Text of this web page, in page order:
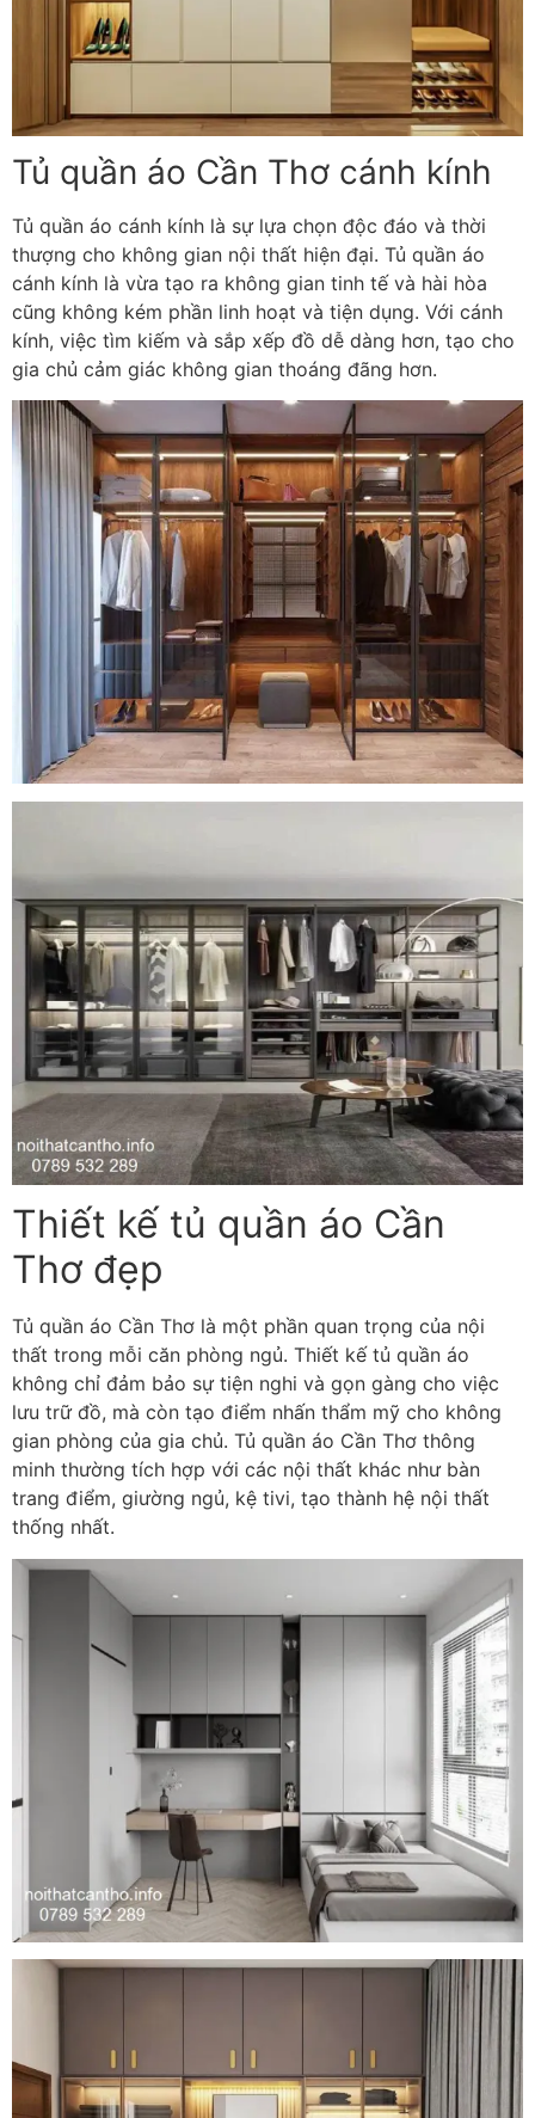
Tủ quần áo Cần Thơ cánh kính
Tủ quần áo cánh kính là sự lựa chọn độc đáo và thời
thượng cho không gian nội thất hiện đại. Tủ quần áo
cánh kính là vừa tạo ra không gian tinh tế và hài hòa
cũng không kém phần linh hoạt và tiện dụng. Với cánh
kính, việc tìm kiếm và sắp xếp đồ dễ dàng hơn, tạo cho
gia chủ cảm giác không gian thoáng đãng hơn.
Thiết kế tủ quần áo Cần
Thơ đẹp
Tủ quần áo Cần Thơ là một phần quan trọng của nội
thất trong mỗi căn phòng ngủ. Thiết kế tủ quần áo
không chỉ đảm bảo sự tiện nghi và gọn gàng cho việc
lưu trữ đồ, mà còn tạo điểm nhấn thẩm mỹ cho không
gian phòng của gia chủ. Tủ quần áo Cần Thơ thông
minh thường tích hợp với các nội thất khác như bàn
trang điểm, giường ngủ, kệ tivi, tạo thành hệ nội thất
thống nhất.